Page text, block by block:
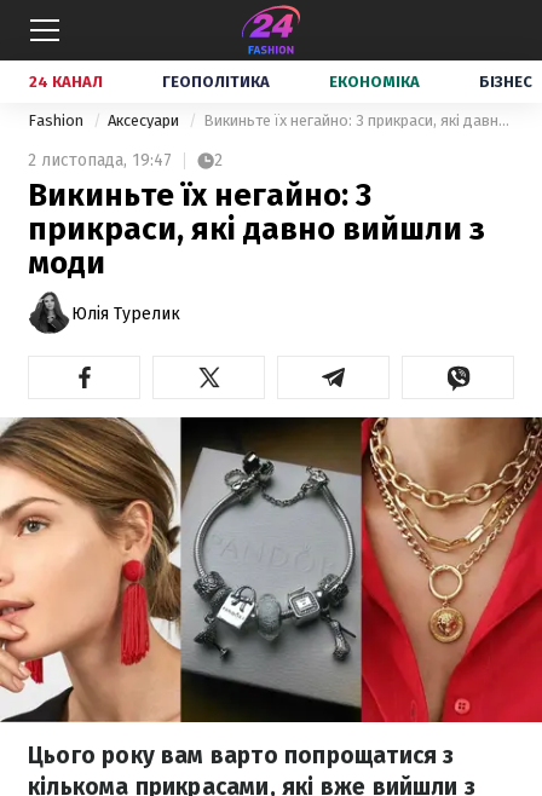
24 КАНАЛ ГЕОПОЛІТИКА ЕКОНОМІКА БІЗНЕС
Fashion Аксесуари Викиньте їх негайно: 3 прикраси, які давно вийшли з моди
2 листопада, 19:47 2
Викиньте їх негайно: 3
прикраси, які давно вийшли з
моди
Юлія Турелик
Цього року вам варто попрощатися з
кількома прикрасами, які вже вийшли з